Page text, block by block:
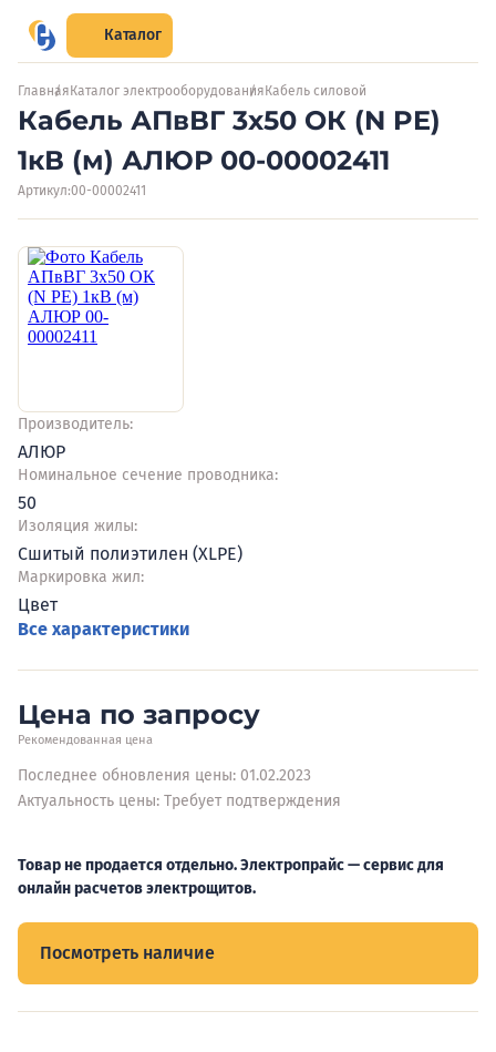
Каталог
Главная Каталог электрооборудования Кабель силовой
Кабель АПвВГ 3х50 ОК (N PE)
1кВ (м) АЛЮР 00-00002411
Артикул:00-00002411
Производитель:
АЛЮР
Номинальное сечение проводника:
50
Изоляция жилы:
Сшитый полиэтилен (XLPE)
Маркировка жил:
Цвет
Все характеристики
Цена по запросу
Рекомендованная цена
Последнее обновления цены: 01.02.2023
Актуальность цены: Требует подтверждения
Товар не продается отдельно. Электропрайс — сервис для
онлайн расчетов электрощитов.
Посмотреть наличие